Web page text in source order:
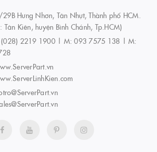
Hưng Nhơn, Tân Nhựt, Thành phố HCM.
Kiên, huyện Bình Chánh, Tp.HCM)
(028) 2219 1900 | M: 093 7575 138 | M: